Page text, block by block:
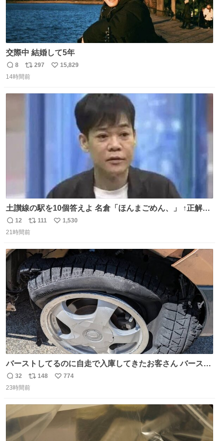
交際中 結婚して5年
返
信
8
リ
ポ
297
い
15,829
14時間前
土讃線の駅を10個答えよ 名倉「ほんまごめん、」 ↑正解
（御免駅）
返
信
12
リ
ポ
ト
数
111
い
数
1,530
21時間前
バーストしてるのに自走で入庫してきたお客さん バースト
したならその場で動かないで助け呼んで下さい😰 保険にロ
ードサービス付いてて金銭負担も無いんですから これで走
装ダメージ、ABSセンサ断線、ブレーキホースも傷入っち
ゃってます…
返
信
32
リ
ポ
数
148
い
数
774
23時間前